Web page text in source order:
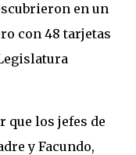
en un
con 48 tarjetas
que los jefes de
y Facundo,